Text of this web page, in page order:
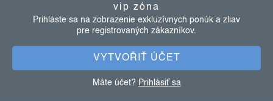
vip zóna
Prihláste sa na zobrazenie exkluzívnych ponúk a zliav
pre registrovaných zákazníkov.
VYTVOŘIŤ ÚČET
Máte účet? Prihlásiť sa